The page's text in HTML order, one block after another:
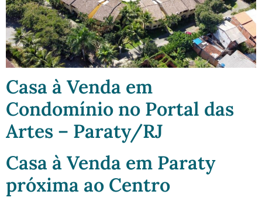
Casa à Venda em
Condomínio no Portal das
Artes – Paraty/RJ
Casa à Venda em Paraty
próxima ao Centro